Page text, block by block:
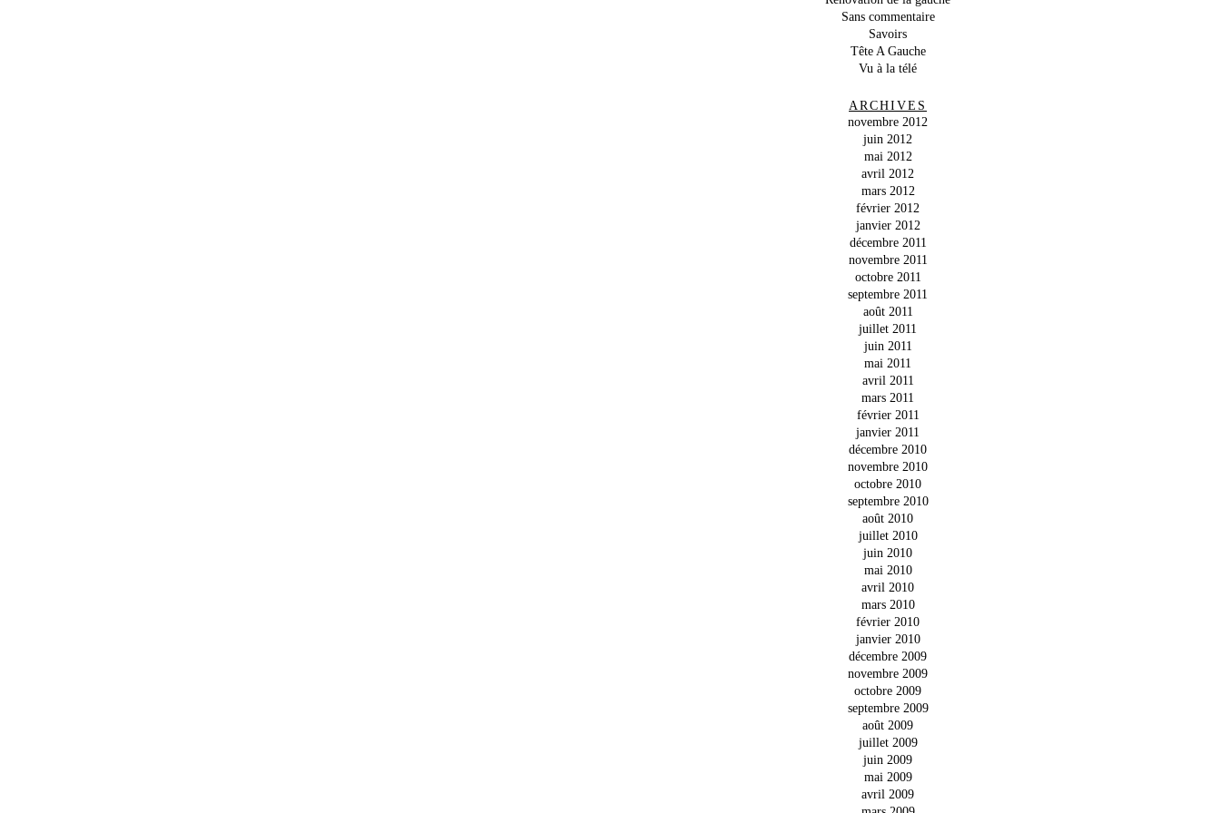
Sans commentaire
Savoirs
Tête A Gauche
Vu à la télé
ARCHIVES
novembre 2012
juin 2012
mai 2012
avril 2012
mars 2012
février 2012
janvier 2012
décembre 2011
novembre 2011
octobre 2011
septembre 2011
août 2011
juillet 2011
juin 2011
mai 2011
avril 2011
mars 2011
février 2011
janvier 2011
décembre 2010
novembre 2010
octobre 2010
septembre 2010
août 2010
juillet 2010
juin 2010
mai 2010
avril 2010
mars 2010
février 2010
janvier 2010
décembre 2009
novembre 2009
octobre 2009
septembre 2009
août 2009
juillet 2009
juin 2009
mai 2009
avril 2009